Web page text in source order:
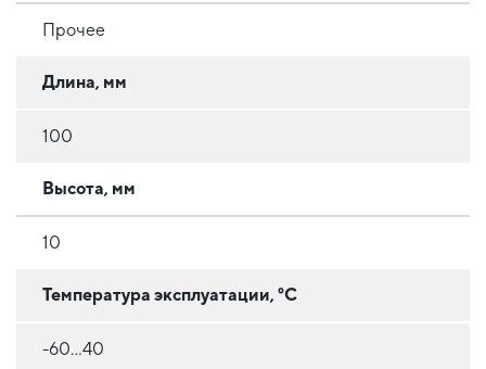
Прочее
Длина, мм
100
Высота, мм
10
Температура эксплуатации, °C
-60...40